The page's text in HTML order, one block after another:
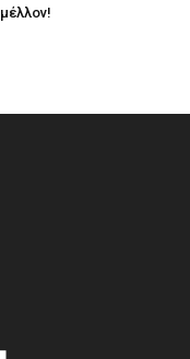
μέλλον!